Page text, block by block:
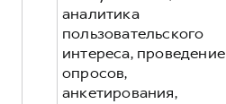
аналитика
пользовательского
интереса, проведение
опросов,
анкетирования,